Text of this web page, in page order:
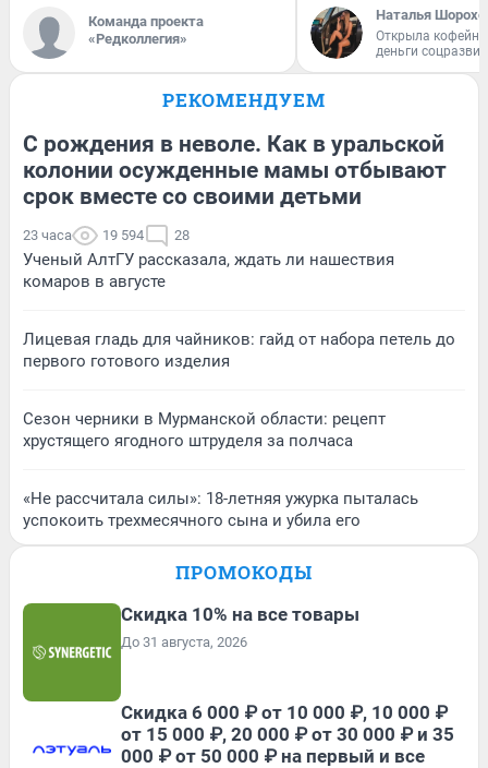
Команда проекта
«Редколлегия»
Наталья
Открыла
деньги
РЕКОМЕНДУЕМ
С рождения в неволе. Как в уральской
колонии осужденные мамы отбывают
срок вместе со своими детьми
23 часа 19 594 28
Ученый АлтГУ рассказала, ждать ли нашествия
комаров в августе
Лицевая гладь для чайников: гайд от набора петель до
первого готового изделия
Сезон черники в Мурманской области: рецепт
хрустящего ягодного штруделя за полчаса
«Не рассчитала силы»: 18-летняя ужурка пыталась
успокоить трехмесячного сына и убила его
ПРОМОКОДЫ
Скидка 10% на все товары
До 31 августа, 2026
Скидка 6 000 ₽ от 10 000 ₽, 10 000 ₽
от 15 000 ₽, 20 000 ₽ от 30 000 ₽ и 35
000 ₽ от 50 000 ₽ на первый и все